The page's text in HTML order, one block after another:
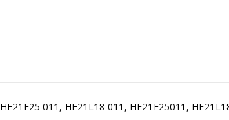
011, HF21L18 011, HF21F25011,